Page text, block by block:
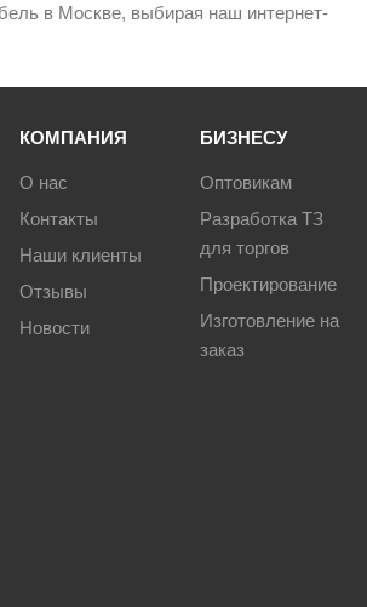
в Москве, выбирая наш интернет-
КОМПАНИЯ
О нас
Контакты
Наши клиенты
Отзывы
Новости
БИЗНЕСУ
Оптовикам
Разработка ТЗ
для торгов
Проектирование
Изготовление на
заказ